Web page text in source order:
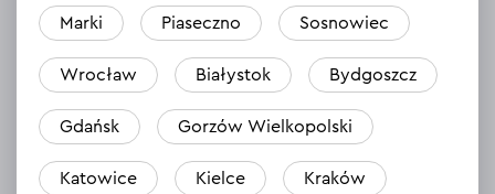
30.10.2023
Moja żona zabrała go do kuchni. Tnie wszystko. Chcę jeszcze
Odpowiedź 1 odpowiedź
Marki Piaseczno Sosnowiec
Wrocław Białystok Bydgoszcz
Gdańsk Gorzów Wielkopolski
Katowice Kielce Kraków